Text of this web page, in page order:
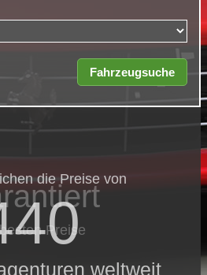
die Preise von
weltweit
Preise